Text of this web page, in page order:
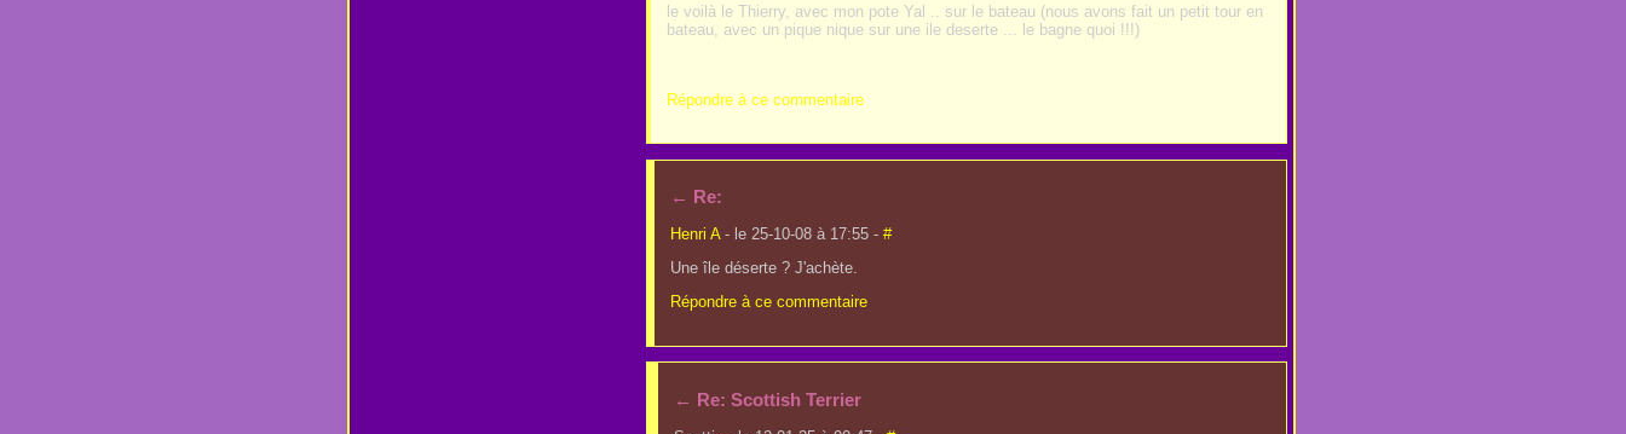
le voilà le Thierry, avec mon pote Yal .. sur le bateau (nous avons fait un petit tour en
bateau, avec un pique nique sur une ile deserte ... le bagne quoi !!!)
Répondre à ce commentaire
← Re:
Henri A- le 25-10-08 à 17:55 - #
Une île déserte ? J'achète.
Répondre à ce commentaire
← Re: Scottish Terrier